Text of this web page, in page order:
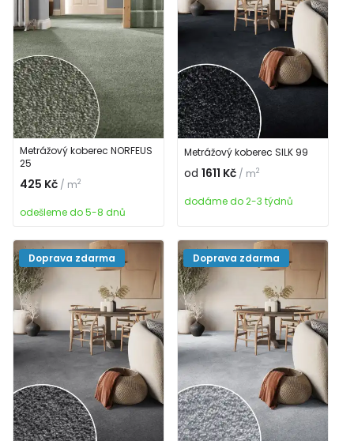
Metrážový koberec NORFEUS
25
425 Kč / m2
odešleme do 5-8 dnů
Metrážový koberec SILK 99
od 1611 Kč / m2
dodáme do 2-3 týdnů
Doprava zdarma Doprava zdarma